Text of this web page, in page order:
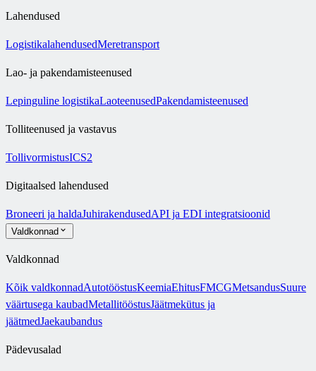
Lahendused
LogistikalahendusedMeretransport
Lao- ja pakendamisteenused
Lepinguline logistikaLaoteenusedPakendamisteenused
Tolliteenused ja vastavus
TollivormistusICS2
Digitaalsed lahendused
Broneeri ja haldaJuhirakendusedAPI ja EDI integratsioonid
Valdkonnad
Valdkonnad
Kõik valdkonnadAutotööstusKeemiaEhitusFMCGMetsandusSuure
väärtusega kaubadMetallitööstusJäätmekütus ja
jäätmedJaekaubandus
Pädevusalad